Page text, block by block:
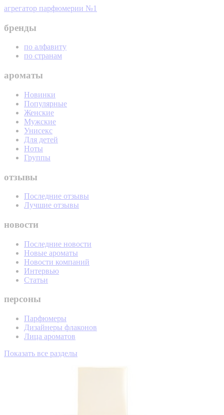
агрегатор парфюмерии №1
бренды
по алфавиту
по странам
ароматы
Новинки
Популярные
Женские
Мужские
Унисекс
Для детей
Ноты
Группы
отзывы
Последние отзывы
Лучшие отзывы
новости
Последние новости
Новые ароматы
Новости компаний
Интервью
Статьи
персоны
Парфюмеры
Дизайнеры флаконов
Лица ароматов
Показать все разделы